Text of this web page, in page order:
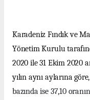
Karadeniz Fındık ve
Yönetim Kurulu
2020 ile 31 Ekim 2020
yılın aynı aylarına
bazında ise 37,10